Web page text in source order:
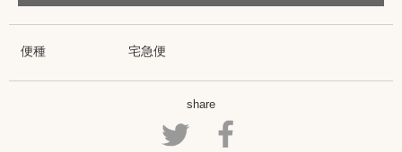
便種 宅急便
share